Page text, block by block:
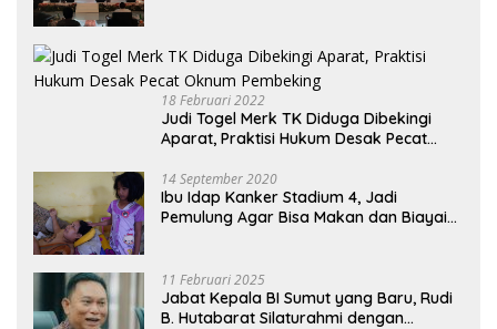
18 Februari 2022
Judi Togel Merk TK Diduga Dibekingi
Aparat, Praktisi Hukum Desak Pecat
14 September 2020
Ibu Idap Kanker Stadium 4, Jadi
Pemulung Agar Bisa Makan dan Biayai
11 Februari 2025
Jabat Kepala BI Sumut yang Baru, Rudi
B. Hutabarat Silaturahmi dengan